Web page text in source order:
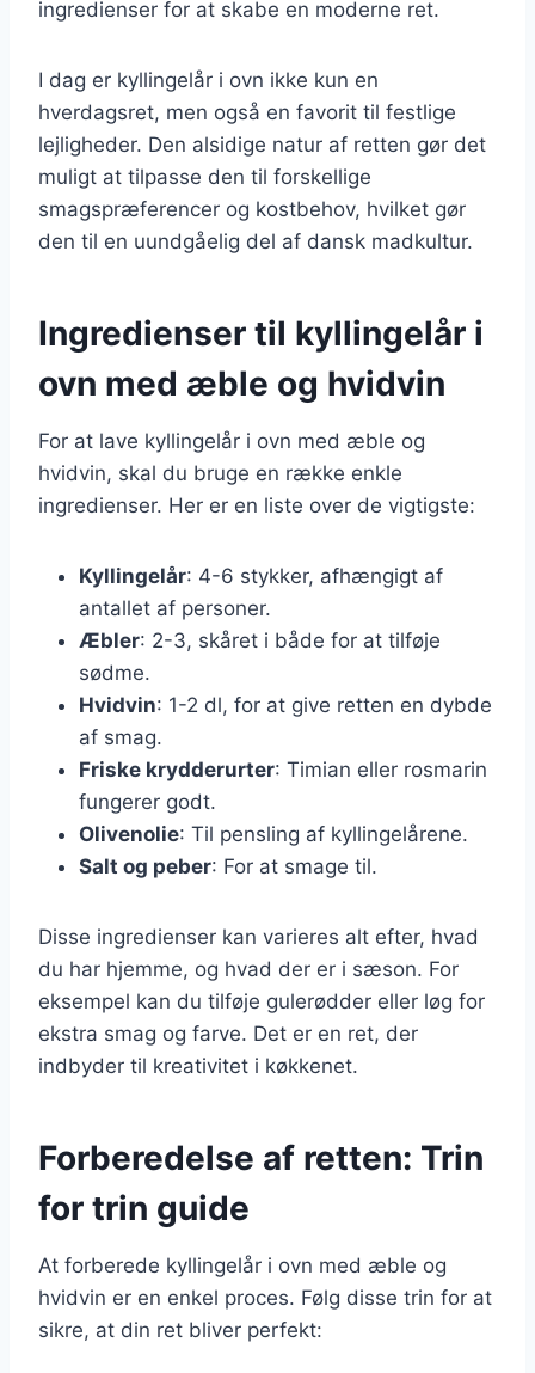
ingredienser for at skabe en moderne ret.
I dag er kyllingelår i ovn ikke kun en
hverdagsret, men også en favorit til festlige
lejligheder. Den alsidige natur af retten gør det
muligt at tilpasse den til forskellige
smagspræferencer og kostbehov, hvilket gør
den til en uundgåelig del af dansk madkultur.
Ingredienser til kyllingelår i
ovn med æble og hvidvin
For at lave kyllingelår i ovn med æble og
hvidvin, skal du bruge en række enkle
ingredienser. Her er en liste over de vigtigste:
Kyllingelår: 4-6 stykker, afhængigt af
antallet af personer.
Æbler: 2-3, skåret i både for at tilføje
sødme.
Hvidvin: 1-2 dl, for at give retten en dybde
af smag.
Friske krydderurter: Timian eller rosmarin
fungerer godt.
Olivenolie: Til pensling af kyllingelårene.
Salt og peber: For at smage til.
Disse ingredienser kan varieres alt efter, hvad
du har hjemme, og hvad der er i sæson. For
eksempel kan du tilføje gulerødder eller løg for
ekstra smag og farve. Det er en ret, der
indbyder til kreativitet i køkkenet.
Forberedelse af retten: Trin
for trin guide
At forberede kyllingelår i ovn med æble og
hvidvin er en enkel proces. Følg disse trin for at
sikre, at din ret bliver perfekt: